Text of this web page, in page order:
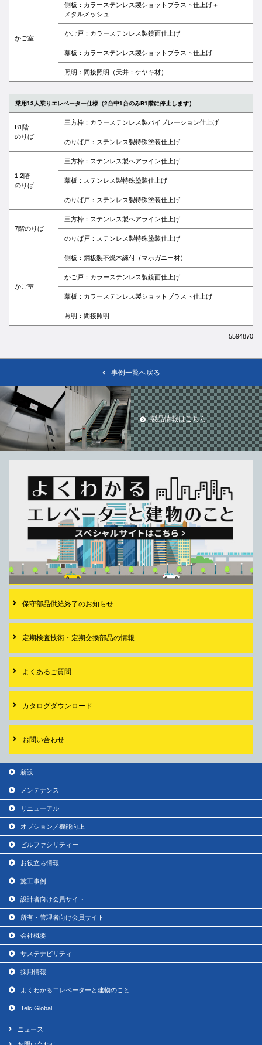
かご室
側板：カラーステンレス製ショットブラスト仕上げ＋
メタルメッシュ
かご戸：カラーステンレス製鏡面仕上げ
幕板：カラーステンレス製ショットブラスト仕上げ
照明：間接照明（天井：ケヤキ材）
乗用13人乗りエレベーター仕様（2台中1台のみB1階に停止します）
B1階
のりば
三方枠：カラーステンレス製バイブレーション仕上げ
のりば戸：ステンレス製特殊塗装仕上げ
1,2階
のりば
三方枠：ステンレス製ヘアライン仕上げ
幕板：ステンレス製特殊塗装仕上げ
のりば戸：ステンレス製特殊塗装仕上げ
7階のりば
三方枠：ステンレス製ヘアライン仕上げ
のりば戸：ステンレス製特殊塗装仕上げ
かご室
側板：鋼板製不燃木練付（マホガニー材）
かご戸：カラーステンレス製鏡面仕上げ
幕板：カラーステンレス製ショットブラスト仕上げ
照明：間接照明
5594870
事例一覧へ戻る
製品情報はこちら
保守部品供給終了のお知らせ
定期検査技術・ 定期交換部品の情報
よくあるご質問
カタログダウンロード
お問い合わせ
新設
メンテナンス
リニューアル
オプション／機能向上
ビルファシリティー
お役立ち情報
施工事例
設計者向け会員サイト
所有・管理者向け会員サイト
会社概要
サステナビリティ
採用情報
よくわかるエレベーターと建物のこと
Telc Global
ニュース